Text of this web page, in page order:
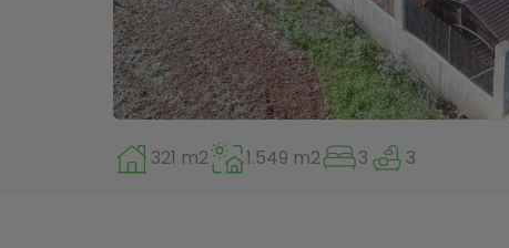
321 m2 1.549 m2 3 3